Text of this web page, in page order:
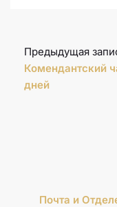
Предыдущая
Комендантский
дней
Почта и